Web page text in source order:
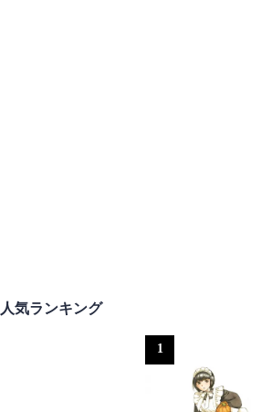
人気ランキング
1